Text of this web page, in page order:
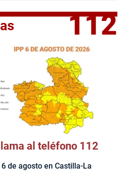
112
al teléfono 112
6 de agosto en Castilla-La